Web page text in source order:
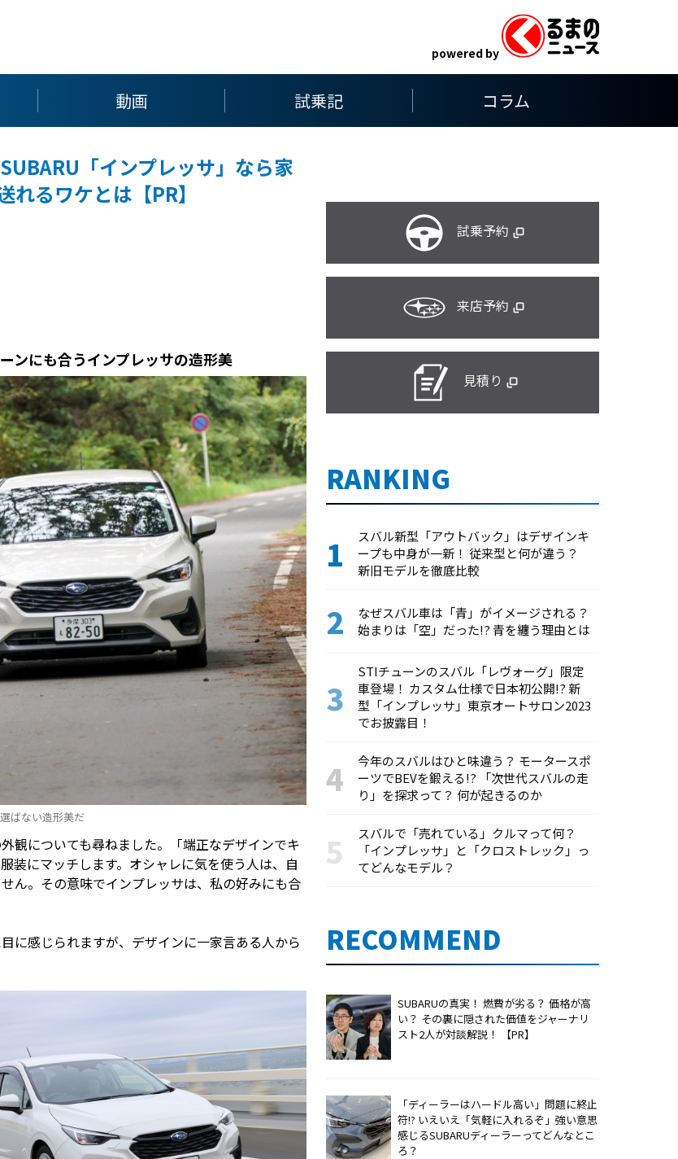
powered by
動画 試乗記 コラム
「インプレッサ」なら家
るワケとは【PR】
ンにも合うインプレッサの造形美
ばない造形美だ
観についても尋ねました。「端正なデザインでキ
装にマッチします。オシャレに気を使う人は、自
ん。その意味でインプレッサは、私の好みにも合
に感じられますが、デザインに一家言ある人から
試乗予約
来店予約
見積り
RANKING
スバル新型「アウトバック」はデザインキ
ープも中身が一新！ 従来型と何が違う？
新旧モデルを徹底比較
なぜスバル車は「青」がイメージされる？
始まりは「空」だった!? 青を纏う理由とは
STIチューンのスバル「レヴォーグ」限定
車登場！ カスタム仕様で日本初公開!? 新
型「インプレッサ」東京オートサロン2023
でお披露目！
今年のスバルはひと味違う？ モータースポ
ーツでBEVを鍛える!? 「次世代スバルの走
り」を探求って？ 何が起きるのか
スバルで「売れている」クルマって何？
「インプレッサ」と「クロストレック」っ
てどんなモデル？
RECOMMEND
SUBARUの真実！ 燃費が劣る？ 価格が高
い？ その裏に隠された価値をジャーナリ
スト2人が対談解説！ 【PR】
「ディーラーはハードル高い」問題に終止
符!? いえいえ「気軽に入れるぞ」強い意思
感じるSUBARUディーラーってどんなとこ
ろ？